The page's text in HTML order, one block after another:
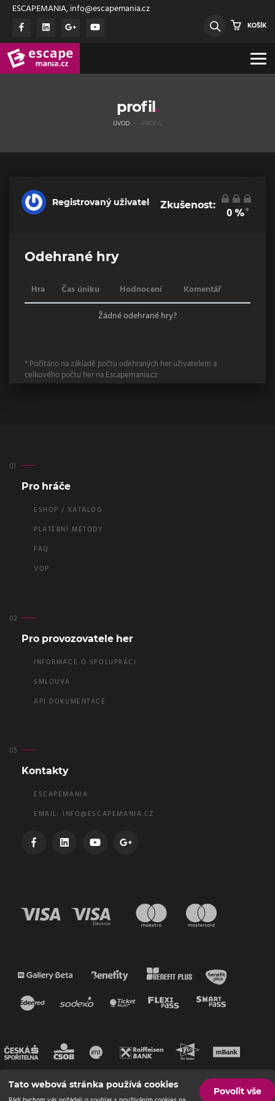
ESCAPEMANIA, info@escapemania.cz
KOŠÍK
profil
ÚVOD PROFIL
Registrovaný uživatel Zkušenost:
0%*
Odehrané hry
Hra Čas úniku Hodnocení
Komentář
Žádné odehrané hry?
* Počítáno na základě počtu odehraných her uživatelem a
celkového počtu her na Escapemania.cz
Pro hráče
ESHOP / KATALOG
PLATEBNÍ METODY
FAQ
VOP
Pro provozovatele her
INFORMACE O SPOLUPRÁCI
SMLOUVA
API DOKUMENTACE
Kontakty
ESCAPEMANIA
EMAIL: INFO@ESCAPEMANIA.CZ
Tato webová stránka používá cookies
Povolit vše